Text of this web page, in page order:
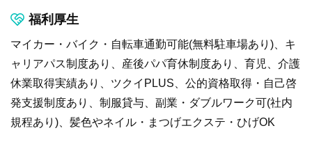
福利厚生
マイカー・バイク・自転車通勤可能(無料駐車場あり)、キ
ャリアパス制度あり、産後パパ育休制度あり、育児、介護
休業取得実績あり、ツクイPLUS、公的資格取得・自己啓
発支援制度あり、制服貸与、副業・ダブルワーク可(社内
規程あり)、髪色やネイル・まつげエクステ・ひげOK